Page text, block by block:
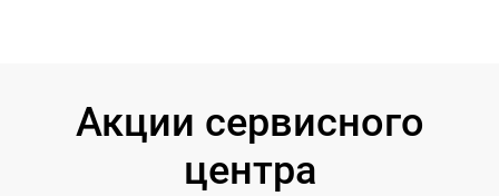
Акции сервисного
центра